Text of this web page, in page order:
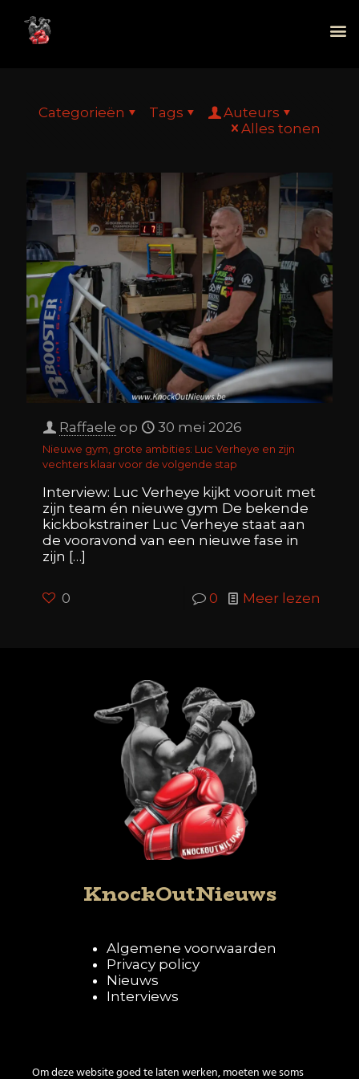
Categorieën Tags
Auteurs
Alles tonen
Raffaele op 30 mei 2026
Nieuwe gym, grote ambities: Luc Verheye en zijn
vechters klaar voor de volgende stap
Interview: Luc Verheye kijkt vooruit met
zijn team én nieuwe gym De bekende
kickbokstrainer Luc Verheye staat aan
de vooravond van een nieuwe fase in
zijn […]
0 0 Meer lezen
KnockOutNieuws
Algemene voorwaarden
Privacy policy
Nieuws
Interviews
Om deze website goed te laten werken, moeten we soms